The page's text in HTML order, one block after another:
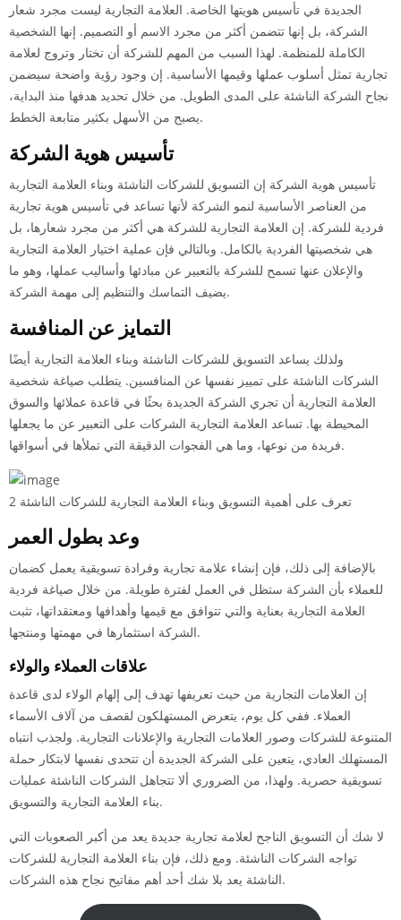
الجديدة في تأسيس هويتها الخاصة. العلامة التجارية ليست مجرد شعار
الشركة، بل إنها تتضمن أكثر من مجرد الاسم أو التصميم. إنها الشخصية
الكاملة للمنظمة. لهذا السبب من المهم للشركة أن تختار وتروج لعلامة
تجارية تمثل أسلوب عملها وقيمها الأساسية. إن وجود رؤية واضحة سيضمن
نجاح الشركة الناشئة على المدى الطويل. من خلال تحديد هدفها منذ البداية،
يصبح من الأسهل بكثير متابعة الخطط.
تأسيس هوية الشركة
تأسيس هوية الشركة إن التسويق للشركات الناشئة وبناء العلامة التجارية
من العناصر الأساسية لنمو الشركة لأنها تساعد في تأسيس هوية تجارية
فردية للشركة. إن العلامة التجارية للشركة هي أكثر من مجرد شعارها، بل
هي شخصيتها الفردية بالكامل. وبالتالي فإن عملية اختيار العلامة التجارية
والإعلان عنها تسمح للشركة بالتعبير عن مبادئها وأساليب عملها، وهو ما
يضيف التماسك والتنظيم إلى مهمة الشركة.
التمايز عن المنافسة
ولذلك يساعد التسويق للشركات الناشئة وبناء العلامة التجارية أيضًا
الشركات الناشئة على تمييز نفسها عن المنافسين. يتطلب صياغة شخصية
العلامة التجارية أن تجري الشركة الجديدة بحثًا في قاعدة عملائها والسوق
المحيطة بها. تساعد العلامة التجارية الشركات على التعبير عن ما يجعلها
فريدة من نوعها، وما هي الفجوات الدقيقة التي تملأها في أسواقها.
تعرف على أهمية التسويق وبناء العلامة التجارية للشركات الناشئة 2
وعد بطول العمر
بالإضافة إلى ذلك، فإن إنشاء علامة تجارية وفرادة تسويقية يعمل كضمان
للعملاء بأن الشركة ستظل في العمل لفترة طويلة. من خلال صياغة فردية
العلامة التجارية بعناية والتي تتوافق مع قيمها وأهدافها ومعتقداتها، تثبت
الشركة استثمارها في مهمتها ومنتجها.
علاقات العملاء والولاء
إن العلامات التجارية من حيث تعريفها تهدف إلى إلهام الولاء لدى قاعدة
العملاء. ففي كل يوم، يتعرض المستهلكون لقصف من آلاف الأسماء
المتنوعة للشركات وصور العلامات التجارية والإعلانات التجارية. ولجذب انتباه
المستهلك العادي، يتعين على الشركة الجديدة أن تتحدى نفسها لابتكار حملة
تسويقية حصرية. ولهذا، من الضروري ألا تتجاهل الشركات الناشئة عمليات
بناء العلامة التجارية والتسويق.
لا شك أن التسويق الناجح لعلامة تجارية جديدة يعد من أكبر الصعوبات التي
تواجه الشركات الناشئة. ومع ذلك، فإن بناء العلامة التجارية للشركات
الناشئة يعد بلا شك أحد أهم مفاتيح نجاح هذه الشركات.